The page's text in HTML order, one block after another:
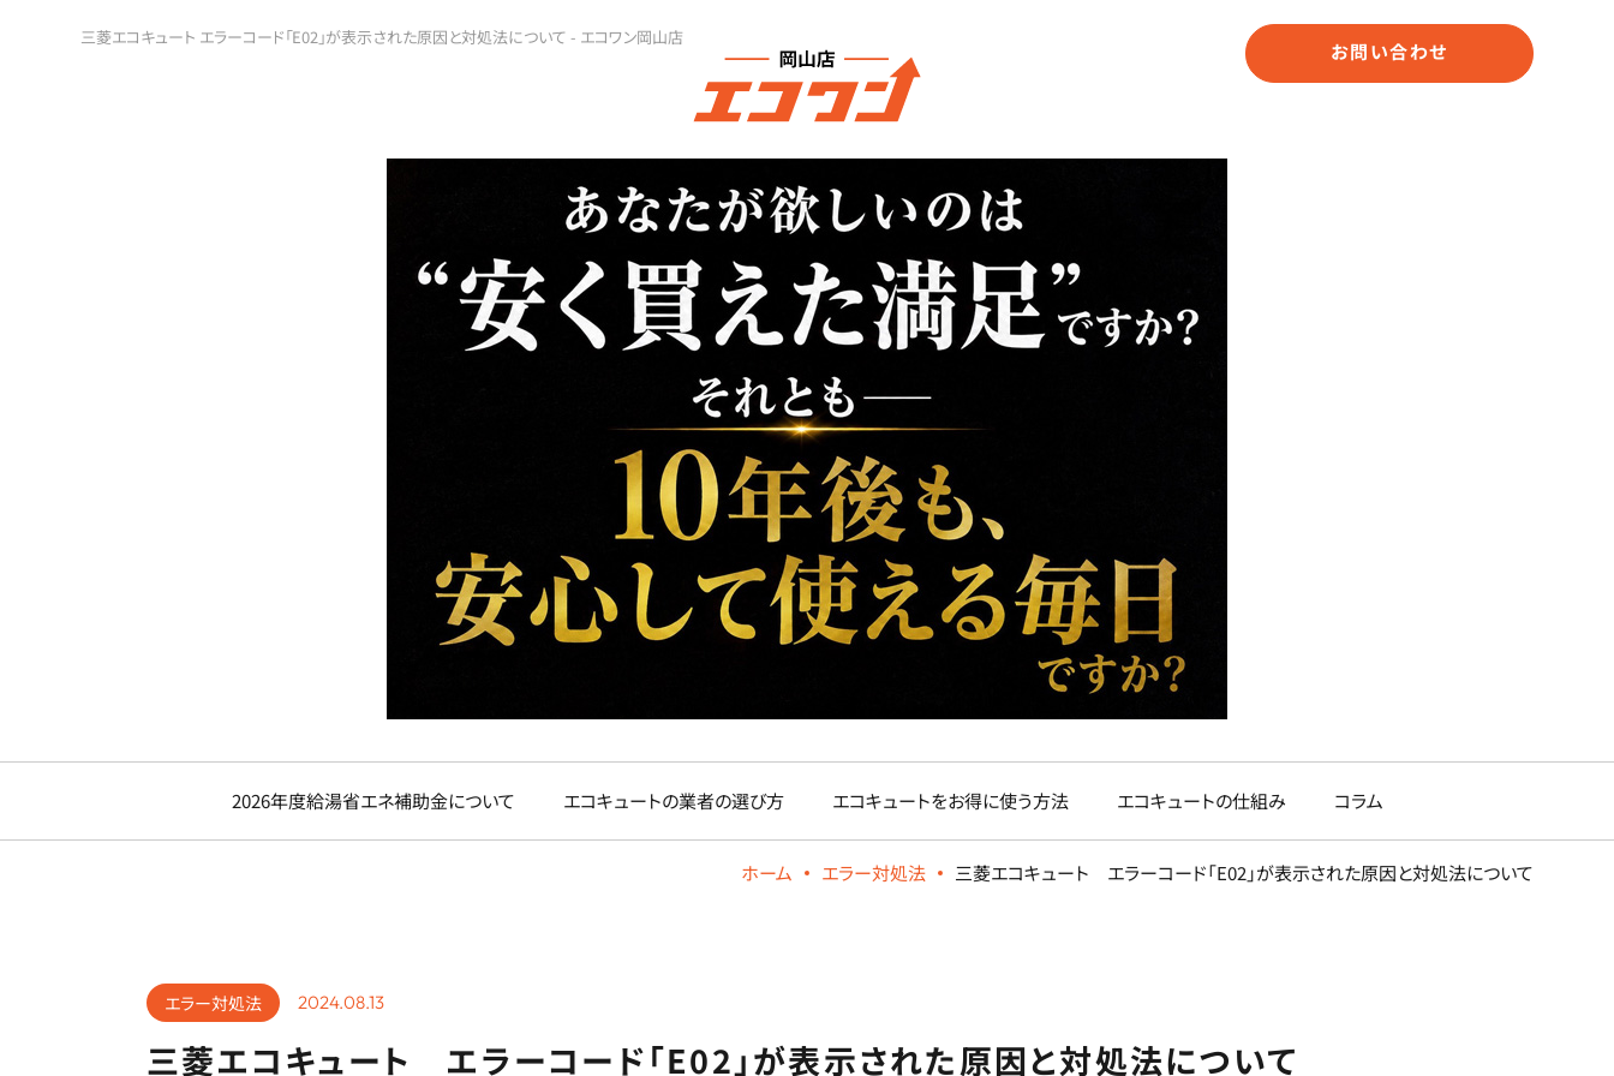
三菱エコキュート エラーコード「E02」が表示された原因と対処法について - エコワン岡山店
お問い合わせ
2026年度給湯省エネ補助金について エコキュートの業者の選び方 エコキュートをお得に使う方法 エコキュートの仕組み コラム
ホーム エラー対処法 三菱エコキュート エラーコード「E02」が表示された原因と対処法について
エラー対処法 2024.08.13
三菱エコキュート エラーコード「E02」が表示された原因と対処法について